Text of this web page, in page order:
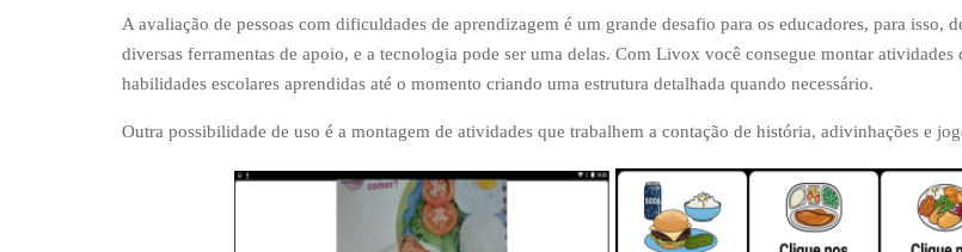
A avaliação de pessoas com dificuldades de aprendizagem é um grande desafio para os educadores, para isso,
diversas ferramentas de apoio, e a tecnologia pode ser uma delas. Com Livox você consegue montar atividades
habilidades escolares aprendidas até o momento criando uma estrutura detalhada quando necessário.
Outra possibilidade de uso é a montagem de atividades que trabalhem a contação de história, adivinhações e